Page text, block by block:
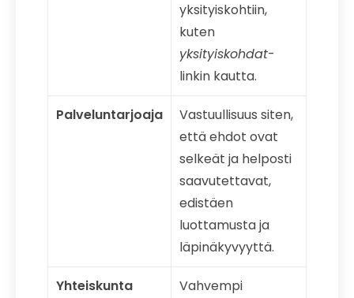
yksityiskohtiin,
kuten
yksityiskohdat-
linkin kautta.
Palveluntarjoaja
Vastuullisuus siten,
että ehdot ovat
selkeät ja helposti
saavutettavat,
edistäen
luottamusta ja
läpinäkyvyyttä.
Yhteiskunta
Vahvempi